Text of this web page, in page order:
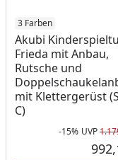
3 Farben
Akubi
Frieda mit Anbau,
Rutsche und
mit Klettergerüst
C)
-15% UVP